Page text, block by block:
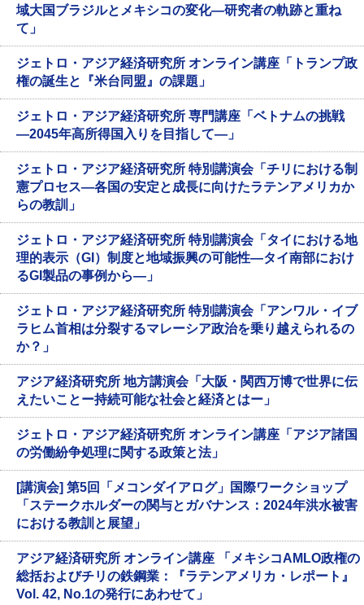
域大国ブラジルとメキシコの変化―研究者の軌跡と重ね
て」
ジェトロ・アジア経済研究所 オンライン講座「トランプ政
権の誕生と『米台同盟』の課題」
ジェトロ・アジア経済研究所 専門講座「ベトナムの挑戦
―2045年高所得国入りを目指して―」
ジェトロ・アジア経済研究所 特別講演会「チリにおける制
憲プロセス―各国の安定と成長に向けたラテンアメリカか
らの教訓」
ジェトロ・アジア経済研究所 特別講演会「タイにおける地
理的表示（GI）制度と地域振興の可能性―タイ南部におけ
るGI製品の事例から―」
ジェトロ・アジア経済研究所 特別講演会「アンワル・イブ
ラヒム首相は分裂するマレーシア政治を乗り越えられるの
か？」
アジア経済研究所 地方講演会「大阪・関西万博で世界に伝
えたいことー持続可能な社会と経済とはー」
ジェトロ・アジア経済研究所 オンライン講座「アジア諸国
の労働紛争処理に関する政策と法」
[講演会] 第5回「メコンダイアログ」国際ワークショップ
「ステークホルダーの関与とガバナンス：2024年洪水被害
における教訓と展望」
アジア経済研究所 オンライン講座 「メキシコAMLO政権の
総括およびチリの鉄鋼業：『ラテンアメリカ・レポート』
Vol. 42, No.1の発行にあわせて」